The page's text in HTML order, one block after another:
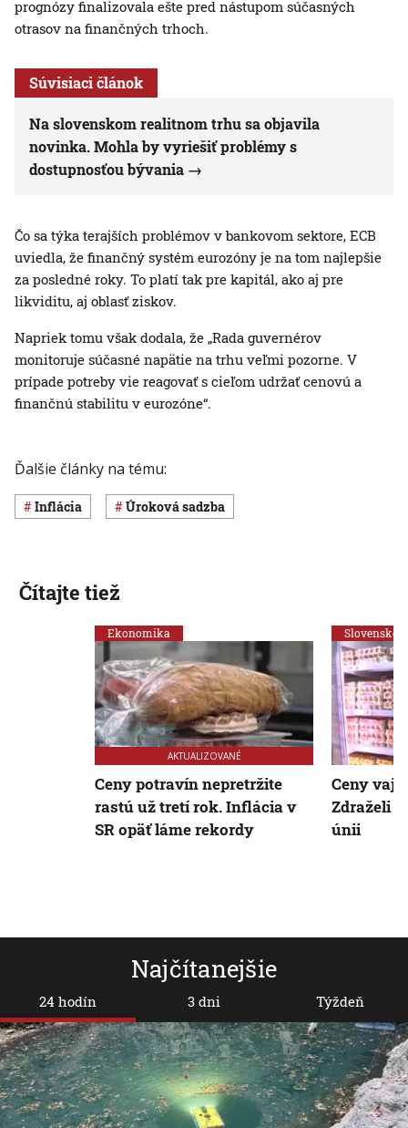
prognózy finalizovala ešte pred nástupom súčasných
otrasov na finančných trhoch.
Súvisiaci článok
Na slovenskom realitnom trhu sa objavila
novinka. Mohla by vyriešiť problémy s
dostupnosťou bývania
Čo sa týka terajších problémov v bankovom sektore, ECB
uviedla, že finančný systém eurozóny je na tom najlepšie
za posledné roky. To platí tak pre kapitál, ako aj pre
likviditu, aj oblasť ziskov.
Napriek tomu však dodala, že „Rada guvernérov
monitoruje súčasné napätie na trhu veľmi pozorne. V
prípade potreby vie reagovať s cieľom udržať cenovú a
finančnú stabilitu v eurozóne“.
Ďalšie články na tému:
inflácia úroková sadzba
Najčítanejšie
24 hodín 3 dni Týždeň
Čítajte tiež
Ekonomika
AKTUALIZOVANÉ
Ceny potravín nepretržite
rastú už tretí rok. Inflácia v
SR opäť láme rekordy
Slovensko
Ceny
Zdraželi
únii